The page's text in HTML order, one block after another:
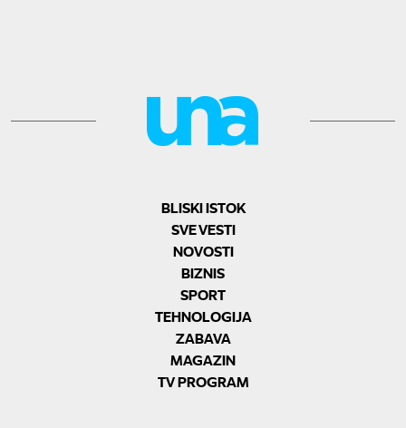
BLISKI ISTOK
SVE VESTI
NOVOSTI
BIZNIS
SPORT
TEHNOLOGIJA
ZABAVA
MAGAZIN
TV PROGRAM